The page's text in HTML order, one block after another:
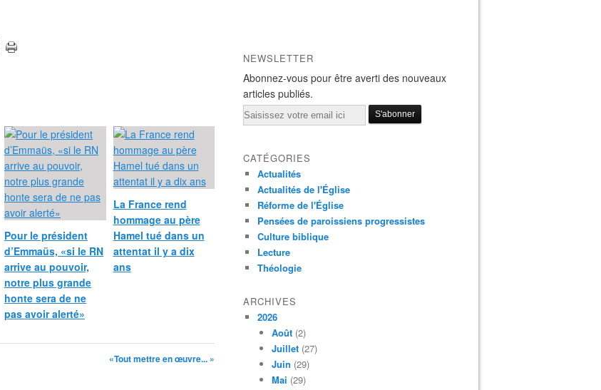
Pour le président
d’Emmaüs, «si le RN
arrive au pouvoir,
notre plus grande
honte sera de ne
pas avoir alerté»
La France rend
hommage au père
Hamel tué dans un
attentat il y a dix
ans
«Tout mettre en œuvre... »
NEWSLETTER
Abonnez-vous pour être averti des nouveaux
articles publiés.
Email
CATÉGORIES
Actualités
Actualités de l'Église
Réforme de l'Église
Pensées de paroissiens progressistes
Culture biblique
Lecture
Théologie
ARCHIVES
2026
Août (2)
Juillet (27)
Juin (29)
Mai (29)